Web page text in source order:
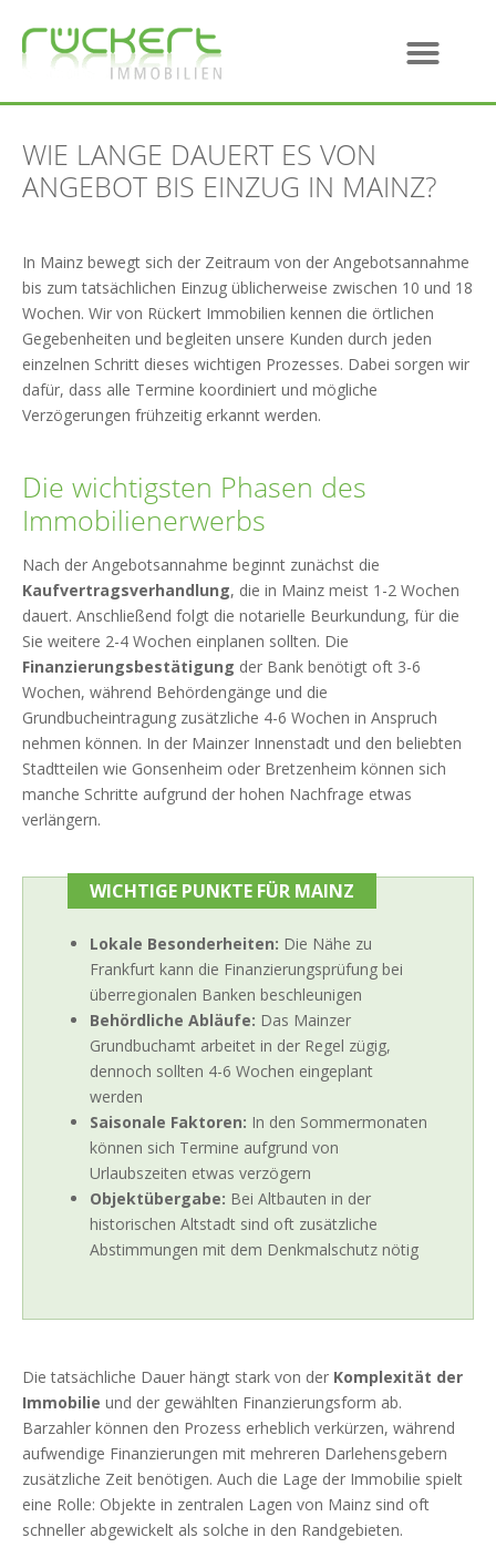
WIE LANGE DAUERT ES VON
ANGEBOT BIS EINZUG IN MAINZ?
In Mainz bewegt sich der Zeitraum von der Angebotsannahme
bis zum tatsächlichen Einzug üblicherweise zwischen 10 und 18
Wochen. Wir von Rückert Immobilien kennen die örtlichen
Gegebenheiten und begleiten unsere Kunden durch jeden
einzelnen Schritt dieses wichtigen Prozesses. Dabei sorgen wir
dafür, dass alle Termine koordiniert und mögliche
Verzögerungen frühzeitig erkannt werden.
Die wichtigsten Phasen des
Immobilienerwerbs
Nach der Angebotsannahme beginnt zunächst die
Kaufvertragsverhandlung, die in Mainz meist 1-2 Wochen
dauert. Anschließend folgt die notarielle Beurkundung, für die
Sie weitere 2-4 Wochen einplanen sollten. Die
Finanzierungsbestätigung der Bank benötigt oft 3-6
Wochen, während Behördengänge und die
Grundbucheintragung zusätzliche 4-6 Wochen in Anspruch
nehmen können. In der Mainzer Innenstadt und den beliebten
Stadtteilen wie Gonsenheim oder Bretzenheim können sich
manche Schritte aufgrund der hohen Nachfrage etwas
verlängern.
WICHTIGE PUNKTE FÜR MAINZ
Lokale Besonderheiten: Die Nähe zu
Frankfurt kann die Finanzierungsprüfung bei
überregionalen Banken beschleunigen
Behördliche Abläufe: Das Mainzer
Grundbuchamt arbeitet in der Regel zügig,
dennoch sollten 4-6 Wochen eingeplant
werden
Saisonale Faktoren: In den Sommermonaten
können sich Termine aufgrund von
Urlaubszeiten etwas verzögern
Objektübergabe: Bei Altbauten in der
historischen Altstadt sind oft zusätzliche
Abstimmungen mit dem Denkmalschutz nötig
Die tatsächliche Dauer hängt stark von der Komplexität der
Immobilie und der gewählten Finanzierungsform ab.
Barzahler können den Prozess erheblich verkürzen, während
aufwendige Finanzierungen mit mehreren Darlehensgebern
zusätzliche Zeit benötigen. Auch die Lage der Immobilie spielt
eine Rolle: Objekte in zentralen Lagen von Mainz sind oft
schneller abgewickelt als solche in den Randgebieten.